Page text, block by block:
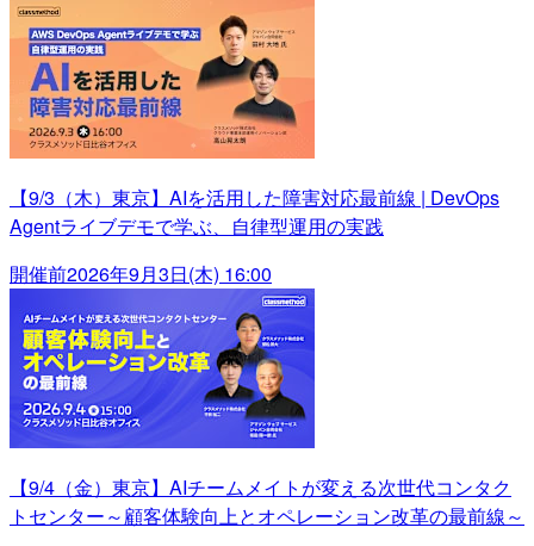
【9/3（木）東京】AIを活用した障害対応最前線 | DevOps
Agentライブデモで学ぶ、自律型運用の実践
開催前2026年9月3日(木) 16:00
【9/4（金）東京】AIチームメイトが変える次世代コンタク
トセンター～顧客体験向上とオペレーション改革の最前線～